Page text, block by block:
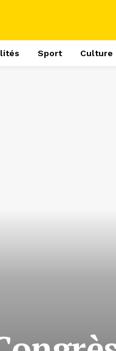
Sport Culture